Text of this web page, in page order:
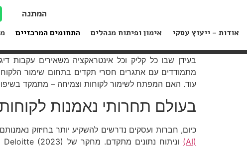
המתנה
אודות – ייעוץ עסקי אימון ופיתוח מנהלים התחומים המרכזיים
מתמודדים עם אתגרים חסרי תקדים בתחום שימור
עוד. האם המפתח לשימור לקוחות וצמיחה – מתמקד
בעולם תחרותי נאמנות
כיום, חברות ועסקים נדרשים להשקיע יותר בחיזוק
(AI)